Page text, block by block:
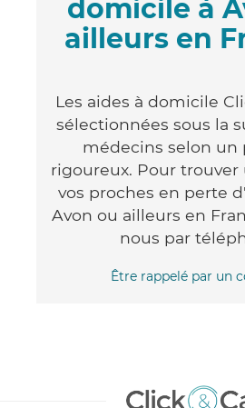
domicile à
ailleurs en
Les aides à domicile
sélectionnées sous la
médecins selon un
rigoureux. Pour trouver
vos proches en perte
Avon ou ailleurs en
nous par
Être rappelé par un